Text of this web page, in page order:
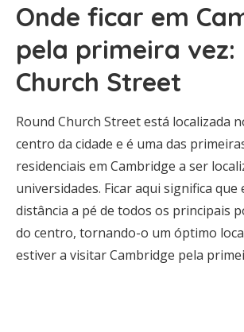
Onde ficar em
pela primeira vez:
Church Street
Round Church Street está localizada
centro da cidade e é uma das
residenciais em Cambridge a ser
universidades. Ficar aqui significa que
distância a pé de todos os principais
do centro, tornando-o um óptimo
estiver a visitar Cambridge pela